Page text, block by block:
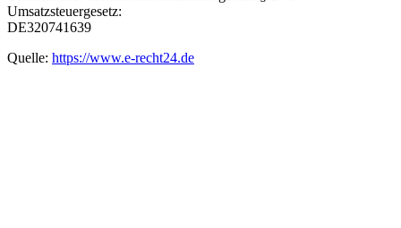
Umsatzsteuergesetz:
DE320741639
Quelle: https://www.e-recht24.de